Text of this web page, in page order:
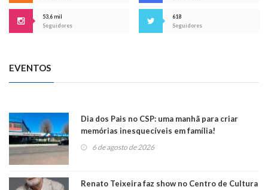
53,6 mil
Seguidores
618
Seguidores
EVENTOS
Dia dos Pais no CSP: uma manhã para criar
memórias inesquecíveis em família!
6 de agosto de 2026
Renato Teixeira faz show no Centro de Cultura